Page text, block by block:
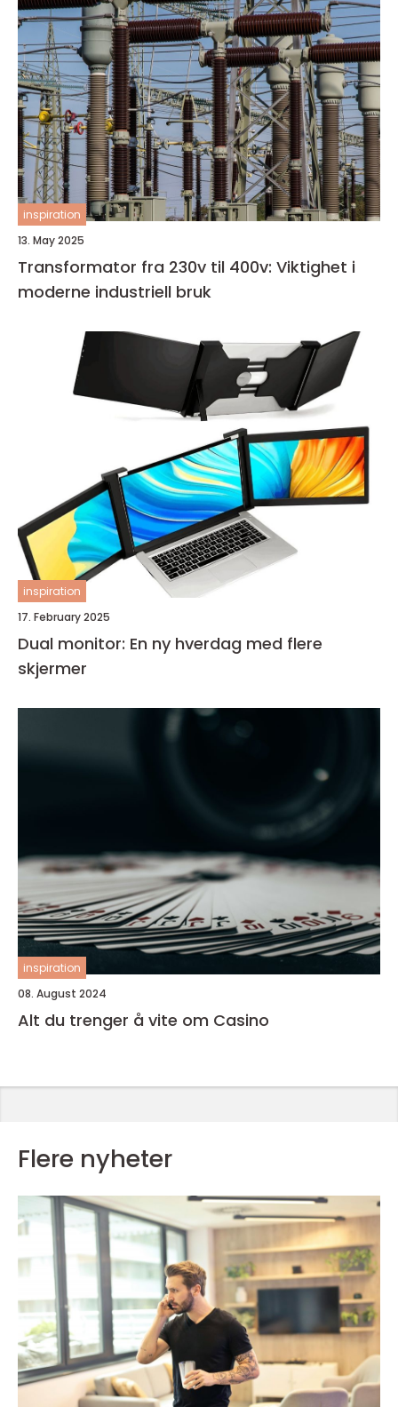
inspiration
13. May 2025
Transformator fra 230v til 400v: Viktighet i
moderne industriell bruk
inspiration
17. February 2025
Dual monitor: En ny hverdag med flere
skjermer
inspiration
08. August 2024
Alt du trenger å vite om Casino
Flere nyheter